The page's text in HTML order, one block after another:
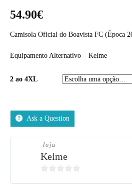
54.90€
Camisola Oficial do Boavista FC (Época
Equipamento Alternativo – Kelme
2 ao 4XL
Ask a Question
loja
Kelme